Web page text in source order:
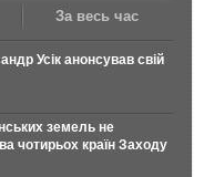
За весь час
Усік анонсував свій
земель не
чотирьох країн Заходу